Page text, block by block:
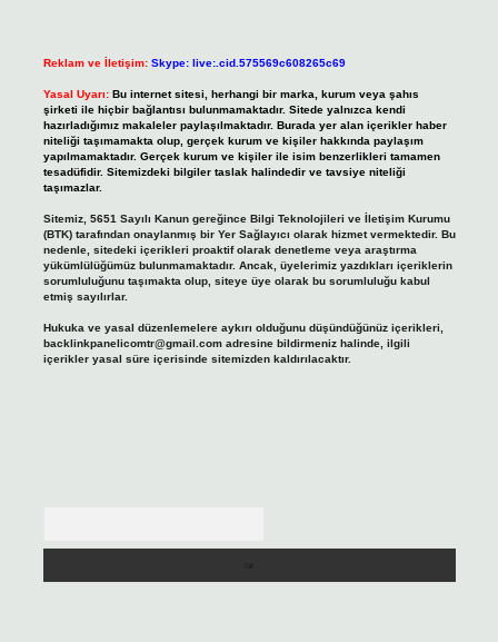
Reklam ve İletişim: Skype: live:.cid.575569c608265c69
Yasal Uyarı: Bu internet sitesi, herhangi bir marka, kurum veya şahıs
şirketi ile hiçbir bağlantısı bulunmamaktadır. Sitede yalnızca kendi
hazırladığımız makaleler paylaşılmaktadır. Burada yer alan içerikler haber
niteliği taşımamakta olup, gerçek kurum ve kişiler hakkında paylaşım
yapılmamaktadır. Gerçek kurum ve kişiler ile isim benzerlikleri tamamen
tesadüfidir. Sitemizdeki bilgiler taslak halindedir ve tavsiye niteliği
taşımazlar.
Sitemiz, 5651 Sayılı Kanun gereğince Bilgi Teknolojileri ve İletişim Kurumu
(BTK) tarafından onaylanmış bir Yer Sağlayıcı olarak hizmet vermektedir. Bu
nedenle, sitedeki içerikleri proaktif olarak denetleme veya araştırma
yükümlülüğümüz bulunmamaktadır. Ancak, üyelerimiz yazdıkları içeriklerin
sorumluluğunu taşımakta olup, siteye üye olarak bu sorumluluğu kabul
etmiş sayılırlar.
Hukuka ve yasal düzenlemelere aykırı olduğunu düşündüğünüz içerikleri,
backlinkpanelicomtr@gmail.comadresine bildirmeniz halinde, ilgili
içerikler yasal süre içerisinde sitemizden kaldırılacaktır.